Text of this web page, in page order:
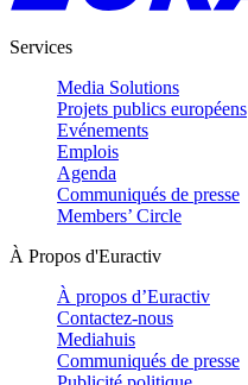
Services
Media Solutions
Projets publics européens
Evénements
Emplois
Agenda
Communiqués de presse
Members’ Circle
À Propos d'Euractiv
À propos d’Euractiv
Contactez-nous
Mediahuis
Communiqués de presse